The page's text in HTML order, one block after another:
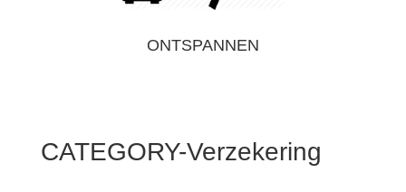
ONTSPANNEN
CATEGORY-Verzekering